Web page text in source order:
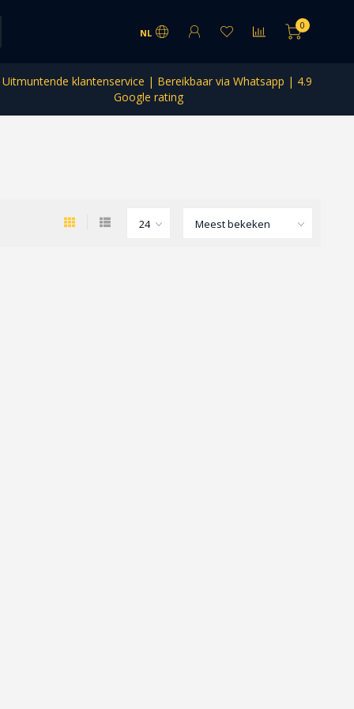
NL
0
Uitmuntende klantenservice | Bereikbaar via Whatsapp | 4.9
Google rating